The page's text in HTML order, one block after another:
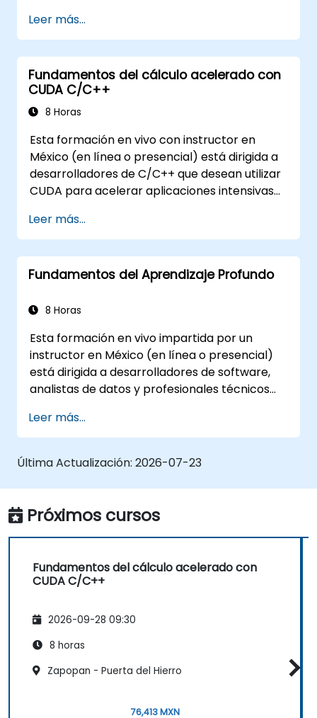
rendimiento y aprovechar bibliotecas de
algoritmos paralelos para cargas de trabajo
de computación científica, procesamiento de
datos y aprendizaje automático.
Leer más...
Fundamentos del cálculo acelerado con
CUDA C/C++
8 Horas
Esta formación en vivo con instructor en
México (en línea o presencial) está dirigida a
desarrolladores de C/C++ que desean utilizar
CUDA para acelerar aplicaciones intensivas
de datos, simulaciones científicas, cargas de
trabajo de aprendizaje automático y tuberías
de procesamiento de imágenes.
Leer más...
Fundamentos del Aprendizaje Profundo
8 Horas
Esta formación en vivo impartida por un
instructor en México (en línea o presencial)
está dirigida a desarrolladores de software,
analistas de datos y profesionales técnicos
para crear, entrenar e implementar modelos
de aprendizaje profundo para aplicaciones de
visión por computadora, procesamiento del
Leer más...
Última Actualización: 2026-07-23
Próximos cursos
Fundamentos del cálculo acelerado con
CUDA C/C++
2026-09-28 09:30
8 horas
Zapopan - Puerta del Hierro
76,413 MXN